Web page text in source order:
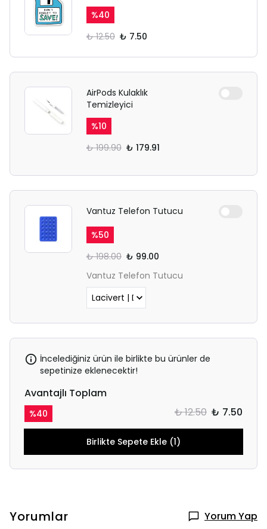
%40
₺ 12.50 ₺ 7.50
AirPods Kulaklık
Temizleyici
%10
₺ 199.90 ₺ 179.91
Vantuz Telefon Tutucu
%50
₺ 198.00 ₺ 99.00
Vantuz Telefon Tutucu
İncelediğiniz ürün ile birlikte bu ürünler de
sepetinize eklenecektir!
Avantajlı Toplam
%40 ₺ 12.50 ₺ 7.50
Birlikte Sepete Ekle (1)
Yorumlar Yorum Yap